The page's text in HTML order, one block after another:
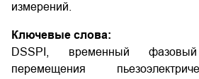
измерений.
Ключевые слова:
DSSPI, временный
перемещения